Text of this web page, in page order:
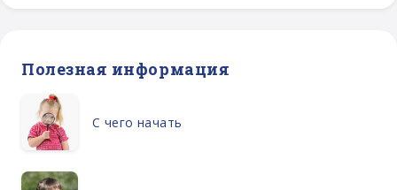
Полезная информация
С чего начать